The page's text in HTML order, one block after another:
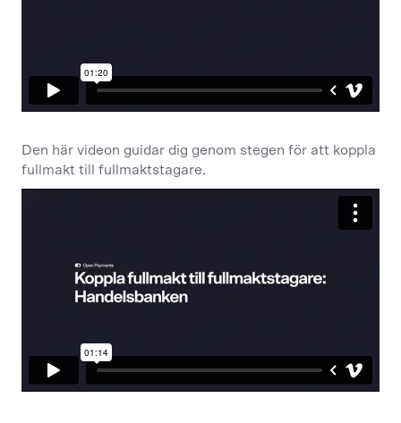
Den här videon guidar dig genom stegen för att koppla
fullmakt till fullmaktstagare.